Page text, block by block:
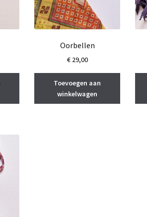
Oorbellen
€29,00
Toevoegen aan
winkelwagen